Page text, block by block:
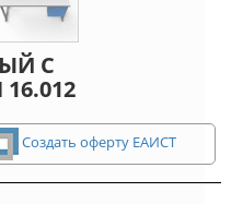
С
Создать оферту ЕАИСТ